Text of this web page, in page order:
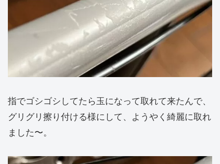
指でゴシゴシしてたら玉になって取れて来たんで、
グリグリ擦り付ける様にして、ようやく綺麗に取れ
ました〜。